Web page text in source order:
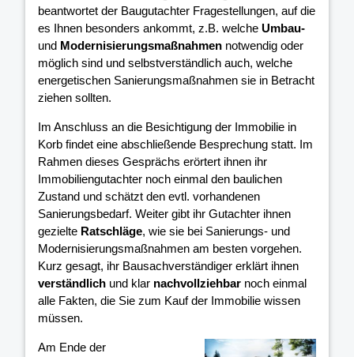
beantwortet der Baugutachter Fragestellungen, auf die
es Ihnen besonders ankommt, z.B. welche Umbau-
und Modernisierungsmaßnahmen notwendig oder
möglich sind und selbstverständlich auch, welche
energetischen Sanierungsmaßnahmen sie in Betracht
ziehen sollten.
Im Anschluss an die Besichtigung der Immobilie in
Korb findet eine abschließende Besprechung statt. Im
Rahmen dieses Gesprächs erörtert ihnen ihr
Immobiliengutachter noch einmal den baulichen
Zustand und schätzt den evtl. vorhandenen
Sanierungsbedarf. Weiter gibt ihr Gutachter ihnen
gezielte Ratschläge, wie sie bei Sanierungs- und
Modernisierungsmaßnahmen am besten vorgehen.
Kurz gesagt, ihr Bausachverständiger erklärt ihnen
verständlich und klar nachvollziehbar noch einmal
alle Fakten, die Sie zum Kauf der Immobilie wissen
müssen.
Am Ende der